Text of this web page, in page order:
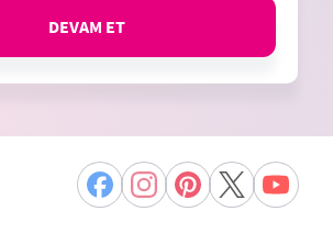
DEVAM ET